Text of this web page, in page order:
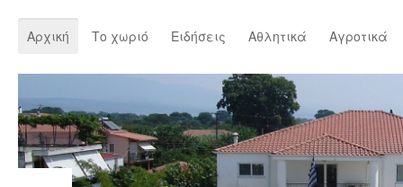
Αρχική Το χωριό Ειδήσεις Αθλητικά Αγροτικά